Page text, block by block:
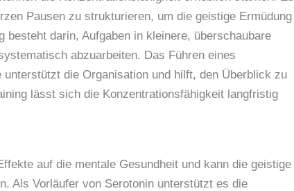
Pausen zu strukturieren, um die geistige Ermüdung
besteht darin, Aufgaben in kleinere, überschaubare
abzuarbeiten. Das Führen eines
unterstützt die Organisation und hilft, den Überblick zu
lässt sich die Konzentrationsfähigkeit langfristig
auf die mentale Gesundheit und kann die geistige
Als Vorläufer von Serotonin unterstützt es die